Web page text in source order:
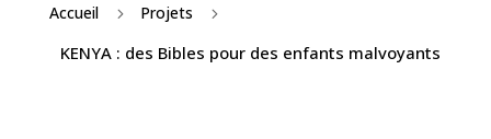
Accueil 5 Projets 5
KENYA : des Bibles pour des enfants malvoyants